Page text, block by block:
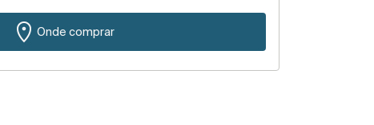
Onde comprar